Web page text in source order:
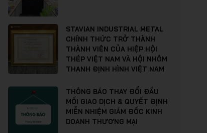
STAVIAN INDUSTRIAL METAL
CHÍNH THỨC TRỞ THÀNH
THÀNH VIÊN CỦA HIỆP HỘI
THÉP VIỆT NAM VÀ HỘI NHÔM
THANH ĐỊNH HÌNH VIỆT NAM
THÔNG BÁO THAY ĐỔI ĐẦU
MỐI GIAO DỊCH & QUYẾT ĐỊNH
MIỄN NHIỆM GIÁM ĐỐC KINH
DOANH THƯƠNG MẠI